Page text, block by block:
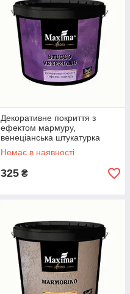
Декоративне покриття з
ефектом мармуру,
венеціанська штукатурка
MAXIMA «STUCCO
VENEZIANO» (1 кг) Білий
Немає в наявності
325 ₴